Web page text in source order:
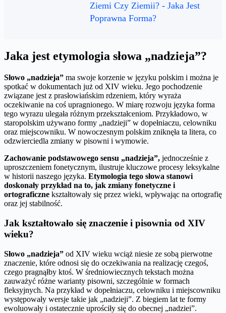
Ziemi Czy Ziemii? - Jaka Jest
Poprawna Forma?
Jaka jest etymologia słowa „nadzieja”?
Słowo „nadzieja” ma swoje korzenie w języku polskim i można je
spotkać w dokumentach już od XIV wieku. Jego pochodzenie
związane jest z prasłowiańskim rdzeniem, który wyraża
oczekiwanie na coś upragnionego. W miarę rozwoju języka forma
tego wyrazu ulegała różnym przekształceniom. Przykładowo, w
staropolskim używano formy „nadzieji” w dopełniaczu, celowniku
oraz miejscowniku. W nowoczesnym polskim zniknęła ta litera, co
odzwierciedla zmiany w pisowni i wymowie.
Zachowanie podstawowego sensu „nadzieja”, jednocześnie z
uproszczeniem fonetycznym, ilustruje kluczowe procesy leksykalne
w historii naszego języka. Etymologia tego słowa stanowi
doskonały przykład na to, jak zmiany fonetyczne i
ortograficzne kształtowały się przez wieki, wpływając na ortografię
oraz jej stabilność.
Jak kształtowało się znaczenie i pisownia od XIV
wieku?
Słowo „nadzieja” od XIV wieku wciąż niesie ze sobą pierwotne
znaczenie, które odnosi się do oczekiwania na realizację czegoś,
czego pragnąłby ktoś. W średniowiecznych tekstach można
zauważyć różne warianty pisowni, szczególnie w formach
fleksyjnych. Na przykład w dopełniaczu, celowniku i miejscowniku
występowały wersje takie jak „nadzieji”. Z biegiem lat te formy
ewoluowały i ostatecznie uprościły się do obecnej „nadziei”.